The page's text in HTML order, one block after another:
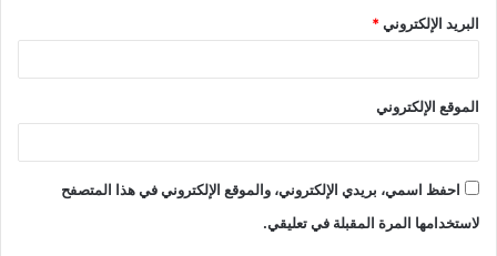
البريد الإلكتروني*
الموقع الإلكتروني
احفظ اسمي، بريدي الإلكتروني، والموقع الإلكتروني في هذا المتصفح
لاستخدامها المرة المقبلة في تعليقي.